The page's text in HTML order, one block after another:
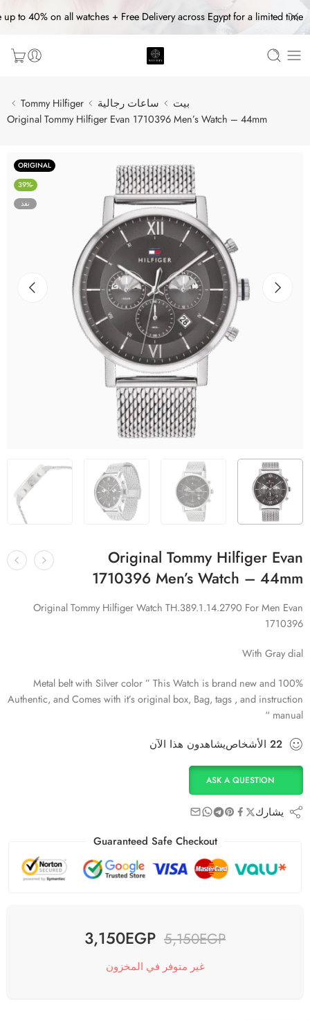
up to 40% on all watches + Free Delivery across Egypt for a limited time
بيت ساعات رجالية
Tommy Hilfiger
Original Tommy Hilfiger Evan 1710396 Men’s Watch – 44mm
ORIGINAL
-39%
نفذ
Original Tommy Hilfiger Evan
1710396 Men’s Watch – 44mm
Original Tommy Hilfiger Watch TH.389.1.14.2790 For Men Evan
1710396
With Gray dial
Metal belt with Silver color ” This Watch is brand new and 100%
Authentic, and Comes with it’s original box, Bag, tags , and instruction
manual “
22 الأشخاصيشاهدون هذا الآن
ASK A QUESTION
يشارك
Guaranteed Safe Checkout
5,150EGP
3,150EGP
غير متوفر في المخزون